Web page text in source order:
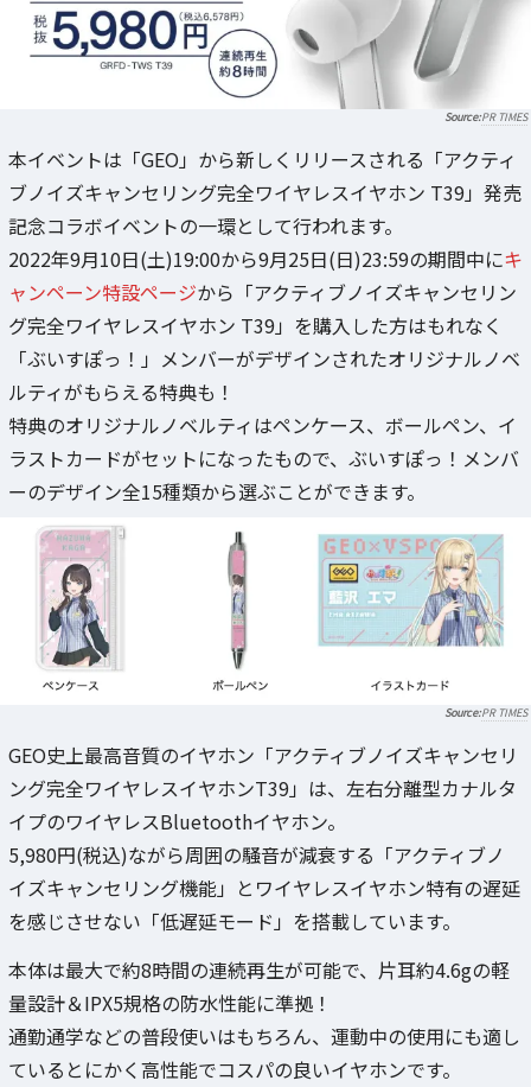
PR TIMES
本イベントは「GEO」から新しくリリースされる「アクティ
ブノイズキャンセリング完全ワイヤレスイヤホン T39」発売
記念コラボイベントの一環として行われます。
2022年9月10日(土)19:00から9月25日(日)23:59の期間中にキ
ャンペーン特設ページから「アクティブノイズキャンセリン
グ完全ワイヤレスイヤホン T39」を購入した方はもれなく
「ぶいすぽっ！」メンバーがデザインされたオリジナルノベ
ルティがもらえる特典も！
特典のオリジナルノベルティはペンケース、ボールペン、イ
ラストカードがセットになったもので、ぶいすぽっ！メンバ
ーのデザイン全15種類から選ぶことができます。
PR TIMES
GEO史上最高音質のイヤホン「アクティブノイズキャンセリ
ング完全ワイヤレスイヤホンT39」は、左右分離型カナルタ
イプのワイヤレスBluetoothイヤホン。
5,980円(税込)ながら周囲の騒音が減衰する「アクティブノ
イズキャンセリング機能」とワイヤレスイヤホン特有の遅延
を感じさせない「低遅延モード」を搭載しています。
本体は最大で約8時間の連続再生が可能で、片耳約4.6gの軽
量設計＆IPX5規格の防水性能に準拠！
通勤通学などの普段使いはもちろん、運動中の使用にも適し
ているとにかく高性能でコスパの良いイヤホンです。